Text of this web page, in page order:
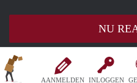
AANMELDEN INLOGGEN
NU